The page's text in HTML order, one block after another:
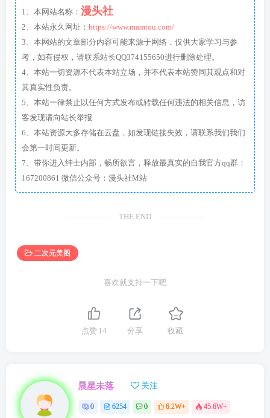
1、本网站名称： 漫头社
2、本站永久网址： https://www.mamtou.com/
3、本网站的文章部分内容可能来源于网络，仅供大家学习与参
考，如有侵权，请联系站长QQ374155650进行删除处理。
4、本站一切资源不代表本站立场，并不代表本站赞同其观点和对
其真实性负责。
5、本站一律禁止以任何方式发布或转载任何违法的相关信息，访
客发现请向站长举报
6、本站资源大多存储在云盘，如发现链接失效，请联系我们我们
会第一时间更新。
7、带你进入绅士内部，畅所欲言，释放最真实的自我官方qq群：
167200861 微信公众号：漫头社M站
THE END
二次元美图
喜欢就支持一下吧
点赞 14 分享 收藏
晨星未落 关注
0 6254 0 6.2W+ 45.6W+